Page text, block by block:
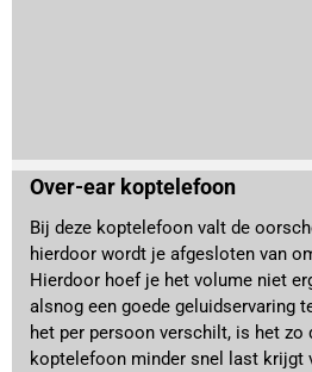
Over-ear koptelefoon
Bij deze koptelefoon valt de
hierdoor wordt je afgesloten van
Hierdoor hoef je het volume niet
alsnog een goede geluidservaring
het per persoon verschilt, is het zo
koptelefoon minder snel last krijgt